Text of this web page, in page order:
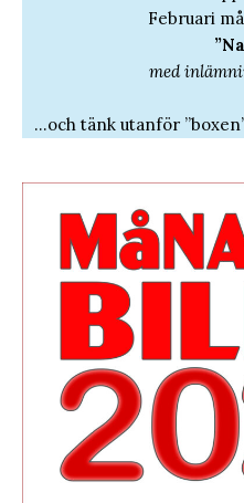
Februari
med
…och tänk utanför